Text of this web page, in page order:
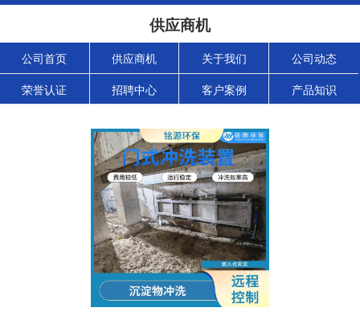
供应商机
公司首页 供应商机 关于我们 公司动态
荣誉认证 招聘中心 客户案例 产品知识